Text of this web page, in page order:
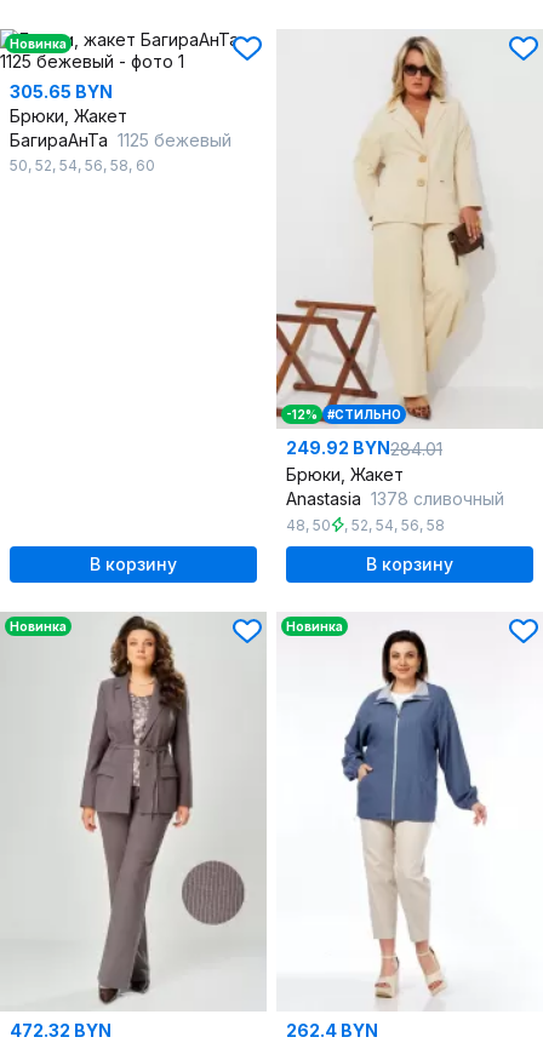
Новинка
305.65 BYN
Брюки, Жакет
БагираАнТа 1125 бежевый
50, 52, 54, 56, 58, 60
В корзину
-12% #СТИЛЬНО
249.92 BYN284.01
Брюки, Жакет
Anastasia 1378 сливочный
48, 50 , 52, 54, 56, 58
В корзину
Новинка
472.32 BYN
Новинка
262.4 BYN